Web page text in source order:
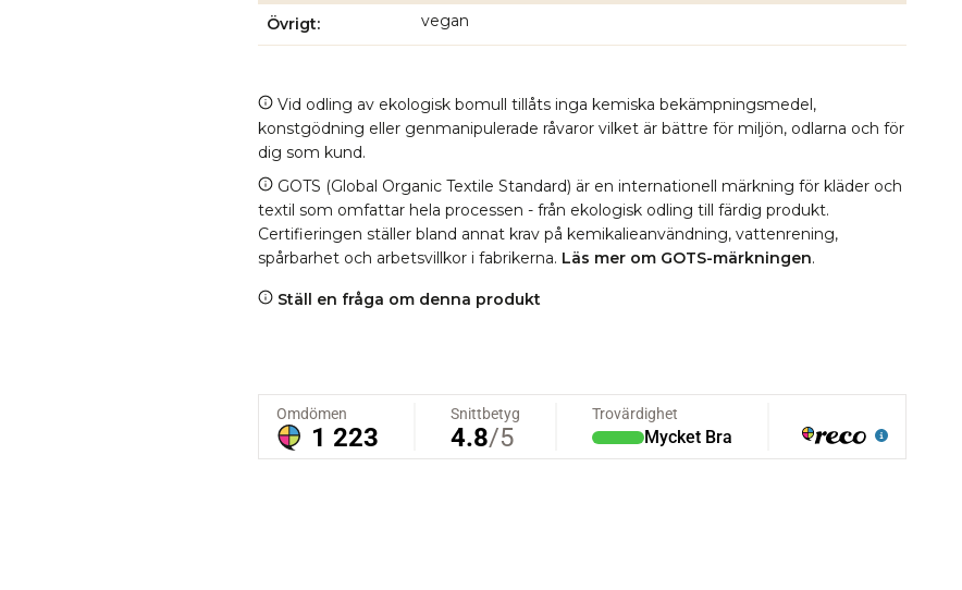
Övrigt vegan
Vid odling av ekologisk bomull tillåts inga kemiska bekämpningsmedel,
konstgödning eller genmanipulerade råvaror vilket är bättre för miljön, odlarna och för
dig som kund.
GOTS (Global Organic Textile Standard) är en internationell märkning för kläder och
textil som omfattar hela processen - från ekologisk odling till färdig produkt.
Certifieringen ställer bland annat krav på kemikalieanvändning, vattenrening,
spårbarhet och arbetsvillkor i fabrikerna. Läs mer om GOTS-märkningen.
Ställ en fråga om denna produkt